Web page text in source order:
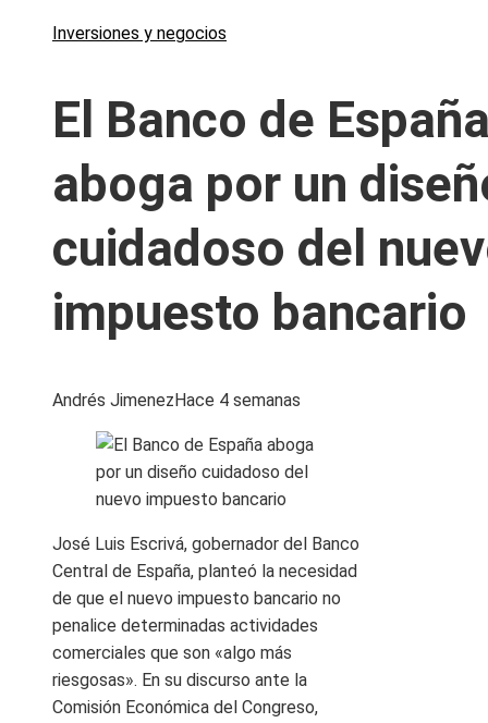
Inversiones y negocios
El Banco de
aboga por un
cuidadoso del
impuesto bancario
Andrés Jimenez Hace 4 semanas
José Luis Escrivá, gobernador del Banco
Central de España, planteó la necesidad
de que el nuevo impuesto bancario no
penalice determinadas actividades
comerciales que son «algo más
riesgosas». En su discurso ante la
Comisión Económica del Congreso,